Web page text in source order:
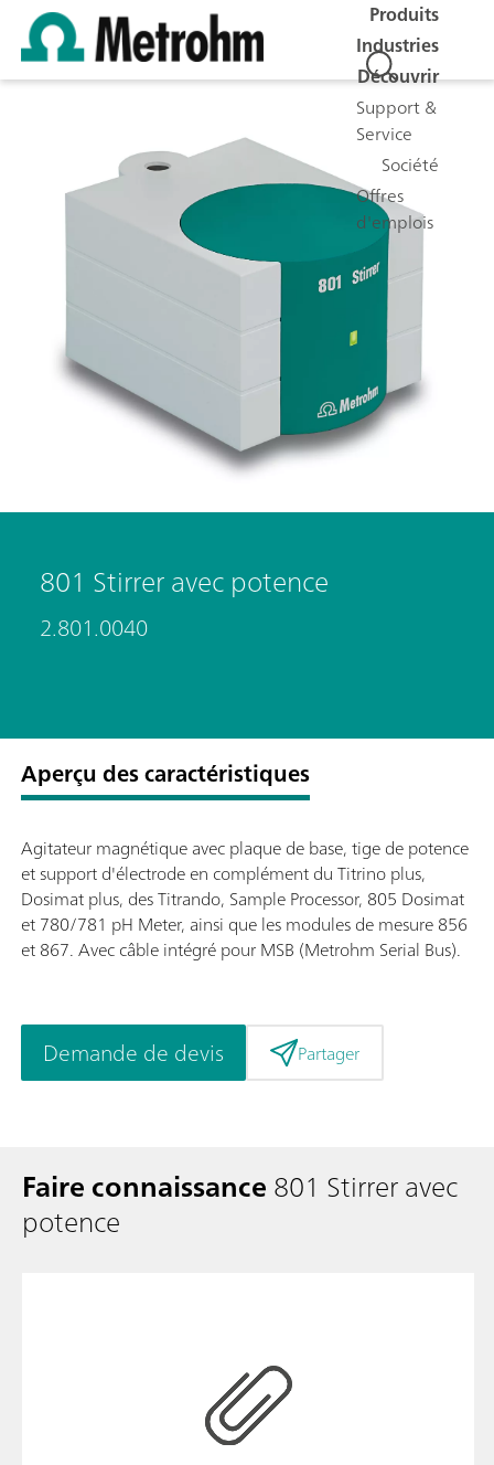
Produits
Industries
Découvrir
Support &
Service
Société
Offres
d'emplois
801 Stirrer avec potence
2.801.0040
Aperçu des caractéristiques
Agitateur magnétique avec plaque de base, tige de potence
et support d'électrode en complément du Titrino plus,
Dosimat plus, des Titrando, Sample Processor, 805 Dosimat
et 780/781 pH Meter, ainsi que les modules de mesure 856
et 867. Avec câble intégré pour MSB (Metrohm Serial Bus).
Demande de devis Partager
Faire connaissance801 Stirrer avec
potence